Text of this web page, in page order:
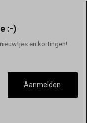
:-)
en kortingen!
Aanmelden